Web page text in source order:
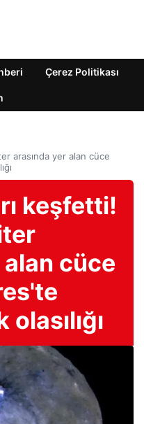
Çerez Politikası
arasında yer alan cüce
keşfetti!
alan cüce